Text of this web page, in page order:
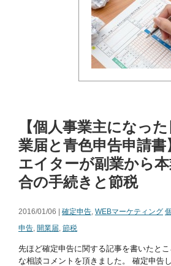
【個人事業主になっ
業届と青色申告申請書
エイターが副業から
合の手続きと節税
2016/01/06 | 確定申告, WEBマーケティング
申告, 開業届, 節税
先ほど確定申告に関する記事を書いたと
な相談コメントを頂きました。 確定申告